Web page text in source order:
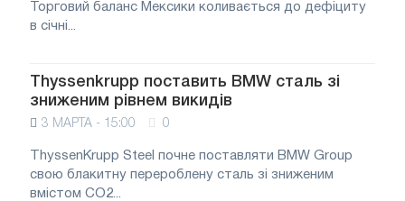
Торговий баланс Мексики коливається до дефіциту
в січні...
Thyssenkrupp поставить BMW сталь зі
зниженим рівнем викидів
3 МАРТА - 15:00 0
ThyssenKrupp Steel почне поставляти BMW Group
свою блакитну перероблену сталь зі зниженим
вмістом CO2...